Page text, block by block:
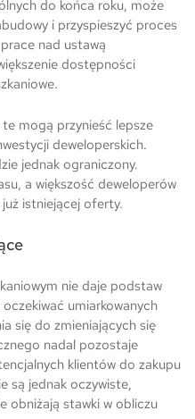
do końca roku, może
i przyspieszyć proces
nad ustawą
dostępności
mogą przynieść lepsze
deweloperskich.
jednak ograniczony.
a większość deweloperów
istniejącej oferty.
nie daje podstaw
umiarkowanych
się do zmieniających się
nadal pozostaje
klientów do zakupu
są jednak oczywiste,
obniżają stawki w obliczu